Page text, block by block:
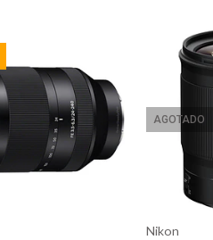
AGOTADO
Nikon